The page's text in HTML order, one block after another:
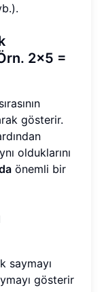
2x5 =
gösterir.
olduklarını
önemli bir
saymayı
gösterir